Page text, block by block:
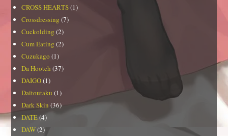
CROSS HEARTS(1)
Crossdressing (7)
Cuckolding (2)
Cum Eating (2)
Cuzukago (1)
Da Hootch (37)
DAIGO(1)
Daitoutaku (1)
Dark Skin (36)
DATE(4)
DAW(2)